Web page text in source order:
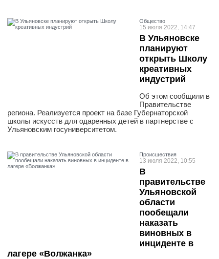
Общество
15 июля 2022, 14:47
В Ульяновске
планируют
открыть Школу
креативных
индустрий
Об этом сообщили в
Правительстве
региона. Реализуется проект на базе Губернаторской
школы искусств для одаренных детей в партнерстве с
Ульяновским госуниверситетом.
Проиcшествия
13 июля 2022, 10:55
В
правительстве
Ульяновской
области
пообещали
наказать
виновных в
инциденте в
лагере «Волжанка»